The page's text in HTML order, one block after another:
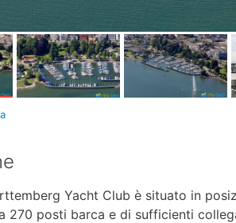
Yacht Club è situato in
270 posti barca e di sufficienti